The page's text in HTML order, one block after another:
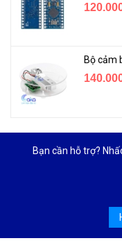
Bạn cần hỗ trợ?